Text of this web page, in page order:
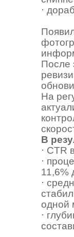
⋅
После
На
В
⋅ CTR
⋅
11,6%
⋅
одной
⋅